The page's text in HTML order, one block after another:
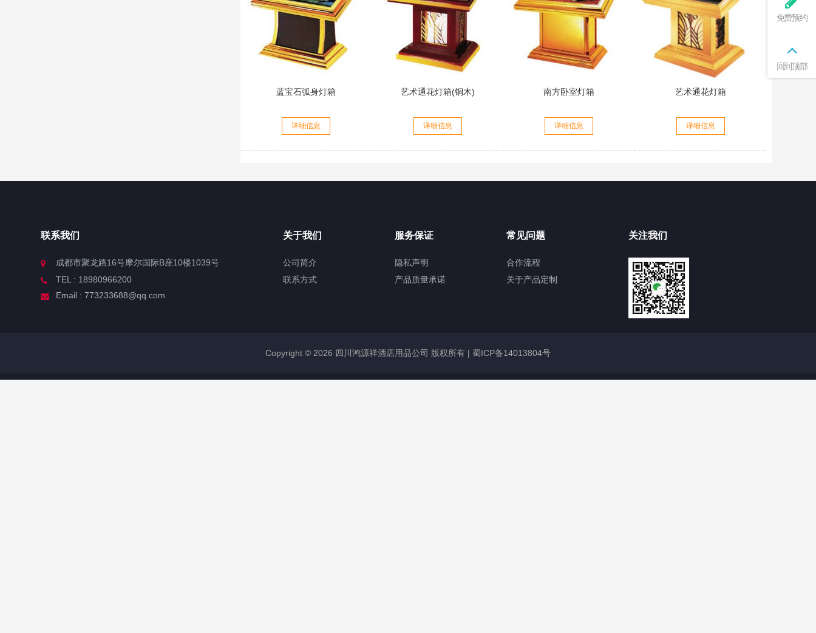
蓝宝石弧身灯箱
详细信息
艺术通花灯箱(铜木)
详细信息
南方卧室灯箱
详细信息
艺术通花灯箱
详细信息
联系我们
成都市聚龙路16号摩尔国际B座10楼1039号
TEL : 18980966200
Email : 773233688@qq.com
关于我们
公司简介
联系方式
服务保证
隐私声明
产品质量承诺
常见问题
合作流程
关于产品定制
关注我们
Copyright © 2026 四川鸿源祥酒店用品公司 版权所有 | 蜀ICP备14013804号
免费预约
回到顶部